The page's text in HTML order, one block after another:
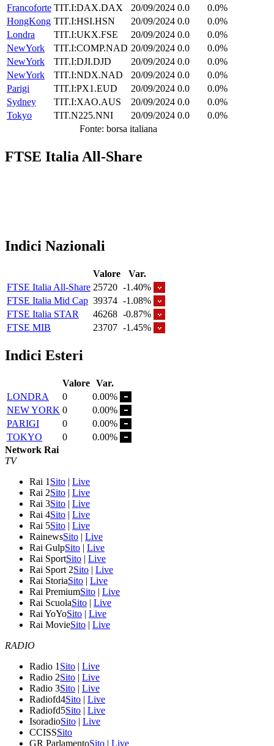
Francoforte TIT.I:DAX.DAX 20/09/2024 0.0
0.0%
HongKong TIT.I:HSI.HSN 20/09/2024 0.0
0.0%
Londra
TIT.I:UKX.FSE 20/09/2024 0.0
0.0%
NewYork
TIT.I:COMP.NAD 20/09/2024 0.0
0.0%
NewYork
TIT.I:DJI.DJD 20/09/2024 0.0
0.0%
NewYork
TIT.I:NDX.NAD 20/09/2024 0.0
0.0%
Parigi
TIT.I:PX1.EUD 20/09/2024 0.0
0.0%
Sydney
TIT.I:XAO.AUS 20/09/2024 0.0
0.0%
Tokyo
TIT.N225.NNI 20/09/2024 0.0
0.0%
Fonte: borsa italiana
FTSE Italia All-Share
Indici Nazionali
Valore
Var.
FTSE Italia All-Share 25720 -1.40%
FTSE Italia Mid Cap 39374 -1.08%
FTSE Italia STAR
46268 -0.87%
FTSE MIB
23707 -1.45%
Indici Esteri
Valore Var.
LONDRA
0
0.00%
NEW YORK 0
0.00%
PARIGI
0
0.00%
TOKYO
0
0.00%
Network Rai
TV
Rai 1 Sito | Live
Rai 2Sito | Live
Rai 3Sito | Live
Rai 4Sito | Live
Rai 5Sito | Live
RainewsSito | Live
Rai GulpSito | Live
Rai SportSito | Live
Rai Sport 2Sito | Live
Rai StoriaSito | Live
Rai PremiumSito | Live
Rai ScuolaSito | Live
Rai YoYoSito | Live
Rai MovieSito | Live
RADIO
Radio 1 Sito | Live
Radio 2Sito | Live
Radio 3Sito | Live
Radiofd4Sito | Live
Radiofd5Sito | Live
IsoradioSito | Live
CCISSSito
GR ParlamentoSito | Live